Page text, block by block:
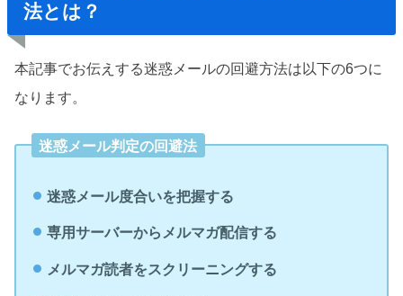
法とは？
本記事でお伝えする迷惑メールの回避方法は以下の6つに
なります。
迷惑メール判定の回避法
迷惑メール度合いを把握する
専用サーバーからメルマガ配信する
メルマガ読者をスクリーニングする